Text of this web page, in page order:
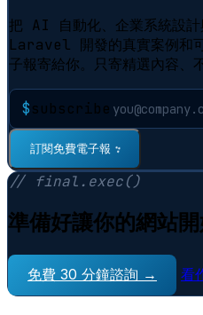
把 AI 自動化、企業系統設
Laravel 開發的真實案例和
子報寄給你。只寄精選內容、
$subscribe
訂閱免費電子報⠋
// final.exec()
準備好讓你的網站
免費 30 分鐘諮詢 → 看